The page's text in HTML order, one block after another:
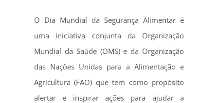
O Dia Mundial da Segurança Alimentar é
uma iniciativa conjunta da Organização
Mundial da Saúde (OMS) e da Organização
das Nações Unidas para a Alimentação e
Agricultura (FAO) que tem como propósito
alertar e inspirar ações para ajudar a